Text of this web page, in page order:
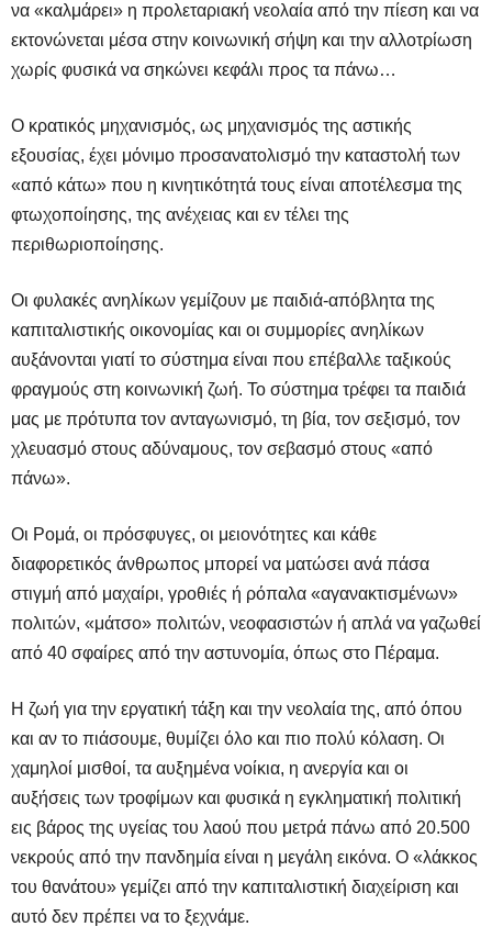
να «καλμάρει» η προλεταριακή νεολαία από την πίεση και να
εκτονώνεται μέσα στην κοινωνική σήψη και την αλλοτρίωση
χωρίς φυσικά να σηκώνει κεφάλι προς τα πάνω…
Ο κρατικός μηχανισμός, ως μηχανισμός της αστικής
εξουσίας, έχει μόνιμο προσανατολισμό την καταστολή των
«από κάτω» που η κινητικότητά τους είναι αποτέλεσμα της
φτωχοποίησης, της ανέχειας και εν τέλει της
περιθωριοποίησης.
Οι φυλακές ανηλίκων γεμίζουν με παιδιά-απόβλητα της
καπιταλιστικής οικονομίας και οι συμμορίες ανηλίκων
αυξάνονται γιατί το σύστημα είναι που επέβαλλε ταξικούς
φραγμούς στη κοινωνική ζωή. Το σύστημα τρέφει τα παιδιά
μας με πρότυπα τον ανταγωνισμό, τη βία, τον σεξισμό, τον
χλευασμό στους αδύναμους, τον σεβασμό στους «από
πάνω».
Οι Ρομά, οι πρόσφυγες, οι μειονότητες και κάθε
διαφορετικός άνθρωπος μπορεί να ματώσει ανά πάσα
στιγμή από μαχαίρι, γροθιές ή ρόπαλα «αγανακτισμένων»
πολιτών, «μάτσο» πολιτών, νεοφασιστών ή απλά να γαζωθεί
από 40 σφαίρες από την αστυνομία, όπως στο Πέραμα.
Η ζωή για την εργατική τάξη και την νεολαία της, από όπου
και αν το πιάσουμε, θυμίζει όλο και πιο πολύ κόλαση. Οι
χαμηλοί μισθοί, τα αυξημένα νοίκια, η ανεργία και οι
αυξήσεις των τροφίμων και φυσικά η εγκληματική πολιτική
εις βάρος της υγείας του λαού που μετρά πάνω από 20.500
νεκρούς από την πανδημία είναι η μεγάλη εικόνα. Ο «λάκκος
του θανάτου» γεμίζει από την καπιταλιστική διαχείριση και
αυτό δεν πρέπει να το ξεχνάμε.